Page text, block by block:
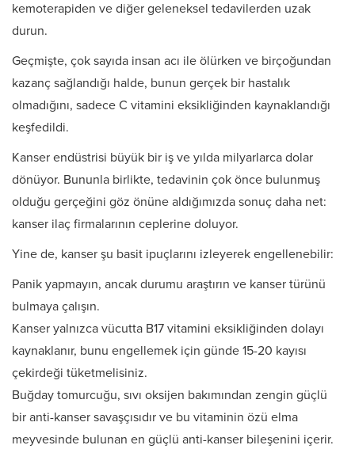
kemoterapiden ve diğer geleneksel tedavilerden uzak
durun.
Geçmişte, çok sayıda insan acı ile ölürken ve birçoğundan
kazanç sağlandığı halde, bunun gerçek bir hastalık
olmadığını, sadece C vitamini eksikliğinden kaynaklandığı
keşfedildi.
Kanser endüstrisi büyük bir iş ve yılda milyarlarca dolar
dönüyor. Bununla birlikte, tedavinin çok önce bulunmuş
olduğu gerçeğini göz önüne aldığımızda sonuç daha net:
kanser ilaç firmalarının ceplerine doluyor.
Yine de, kanser şu basit ipuçlarını izleyerek engellenebilir:
Panik yapmayın, ancak durumu araştırın ve kanser türünü
bulmaya çalışın.
Kanser yalnızca vücutta B17 vitamini eksikliğinden dolayı
kaynaklanır, bunu engellemek için günde 15-20 kayısı
çekirdeği tüketmelisiniz.
Buğday tomurcuğu, sıvı oksijen bakımından zengin güçlü
bir anti-kanser savaşçısıdır ve bu vitaminin özü elma
meyvesinde bulunan en güçlü anti-kanser bileşenini içerir.